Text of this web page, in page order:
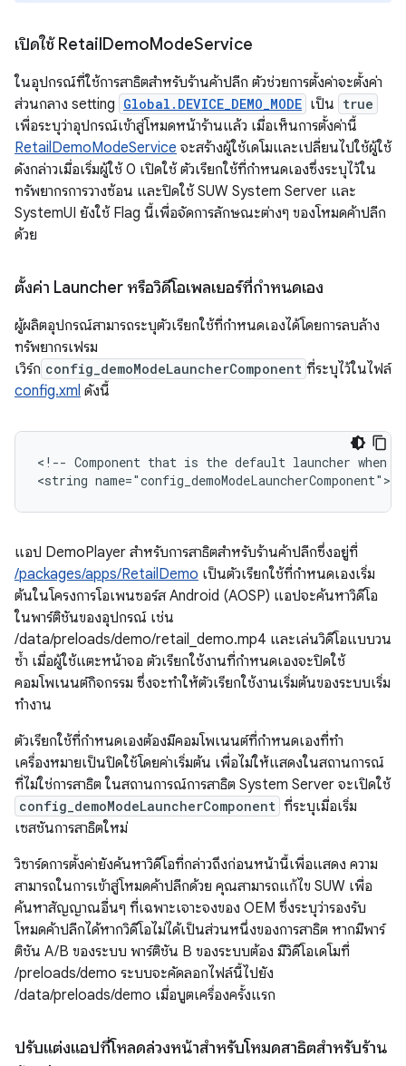
เปิดใช้ Retail DemoModeService
ในอุปกรณ์ที่ใช้การสาธิตสำหรับร้านค้าปลีก ตัวช่วยการตั้งค่าจะตั้งค่า
ส่วนกลาง setting Global.DEVICE_DEMO_MODE เป็น true
เพื่อระบุว่าอุปกรณ์เข้าสู่โหมดหน้าร้านแล้ว เมื่อเห็นการตั้งค่านี้
RetailDemoModeService จะสร้างผู้ใช้เดโมและเปลี่ยนไปใช้ผู้ใช้
ดังกล่าวเมื่อเริ่มผู้ใช้ 0 เปิดใช้ ตัวเรียกใช้ที่กำหนดเองซึ่งระบุไว้ใน
ทรัพยากรการวางซ้อน และปิดใช้ SUW System Server และ
SystemUI ยังใช้ Flag นี้เพื่อจัดการลักษณะต่างๆ ของโหมดค้าปลีก
ด้วย
ตั้งค่า Launcher หรือวิดีโอเพลเยอร์ที่กำหนดเอง
ผู้ผลิตอุปกรณ์สามารถระบุตัวเรียกใช้ที่กำหนดเองได้โดยการลบล้าง
ทรัพยากรเฟรม
เวิร์ก config_demoModeLauncherComponent ที่ระบุไว้ในไฟล์
config.xml ดังนี้
<!-- Component that is the default launcher when
แอป DemoPlayer สำหรับการสาธิตสำหรับร้านค้าปลีกซึ่งอยู่ที่
/packages/apps/RetailDemo เป็นตัวเรียกใช้ที่กำหนดเองเริ่ม
ต้นในโครงการโอเพนซอร์ส Android (AOSP) แอปจะค้นหาวิดีโอ
ในพาร์ติชันของอุปกรณ์ เช่น
/data/preloads/demo/retail_demo.mp4 และเล่นวิดีโอแบบวน
ซ้ำ เมื่อผู้ใช้แตะหน้าจอ ตัวเรียกใช้งานที่กำหนดเองจะปิดใช้
คอมโพเนนต์กิจกรรม ซึ่งจะทำให้ตัวเรียกใช้งานเริ่มต้นของระบบเริ่ม
ทำงาน
ตัวเรียกใช้ที่กำหนดเองต้องมีคอมโพเนนต์ที่กำหนดเองที่ทำ
เครื่องหมายเป็นปิดใช้โดยค่าเริ่มต้น เพื่อไม่ให้แสดงในสถานการณ์
ที่ไม่ใช่การสาธิต ในสถานการณ์การสาธิต System Server จะเปิดใช้
config_demoModeLauncherComponent ที่ระบุเมื่อเริ่ม
เซสชันการสาธิตใหม่
วิซาร์ดการตั้งค่ายังค้นหาวิดีโอที่กล่าวถึงก่อนหน้านี้เพื่อแสดง ความ
สามารถในการเข้าสู่โหมดค้าปลีกด้วย คุณสามารถแก้ไข SUW เพื่อ
ค้นหาสัญญาณอื่นๆ ที่เฉพาะเจาะจงของ OEM ซึ่งระบุว่ารองรับ
โหมดค้าปลีกได้หากวิดีโอไม่ได้เป็นส่วนหนึ่งของการสาธิต หากมีพาร์
ติชัน A/B ของระบบ พาร์ติชัน B ของระบบต้อง มีวิดีโอเดโมที่
/preloads/demo ระบบจะคัดลอกไฟล์นี้ไปยัง
/data/preloads/demo เมื่อบูตเครื่องครั้งแรก
ปรับแต่งแอปที่โหลดล่วงหน้าสำหรับโหมดสาธิตสำหรับร้าน